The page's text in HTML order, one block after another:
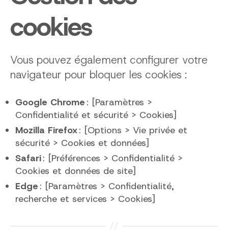
cookies
Vous pouvez également configurer votre
navigateur pour bloquer les cookies :
Google Chrome : [Paramètres >
Confidentialité et sécurité > Cookies]
Mozilla Firefox: [Options > Vie privée et
sécurité > Cookies et données]
Safari: [Préférences > Confidentialité >
Cookies et données de site]
Edge : [Paramètres > Confidentialité,
recherche et services > Cookies]